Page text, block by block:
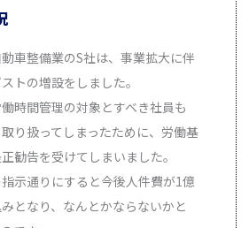
車整備業のS社は、事業拡大に伴
トの増設をしました。
時間管理の対象とすべき社員も
り扱ってしまったために、労働基
勧告を受けてしまいました。
示通りにすると今後人件費が1億
となり、なんとかならないかと